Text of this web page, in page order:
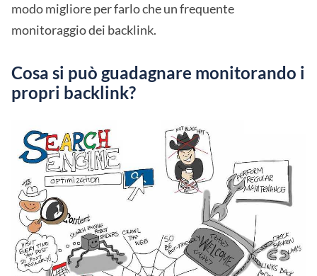
modo migliore per farlo che un frequente
monitoraggio dei backlink.
Cosa si può guadagnare monitorando i
propri backlink?